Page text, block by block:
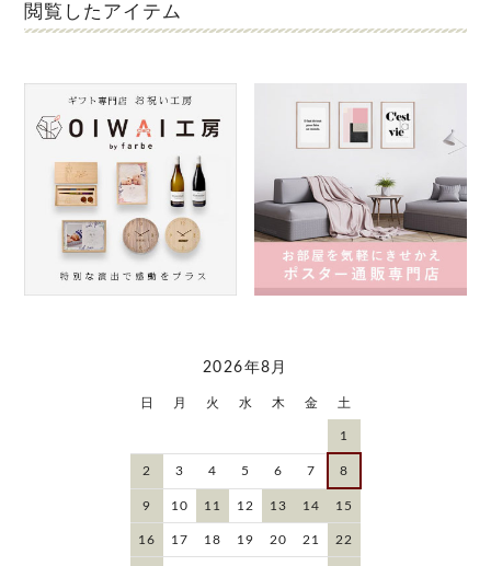
閲覧したアイテム
2026年8月
日 月 火 水 木 金 土
1
2 3 4 5 6 7 8
9 10 11 12 13 14 15
16 17 18 19 20 21 22